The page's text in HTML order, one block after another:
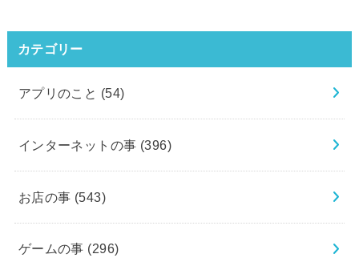
カテゴリー
アプリのこと (54)
インターネットの事 (396)
お店の事 (543)
ゲームの事 (296)